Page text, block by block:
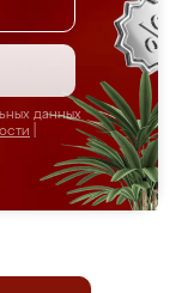
данных